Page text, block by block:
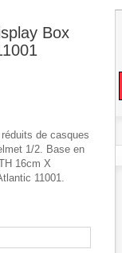
Box
de casques
1/2. Base en
16cm X
11001.